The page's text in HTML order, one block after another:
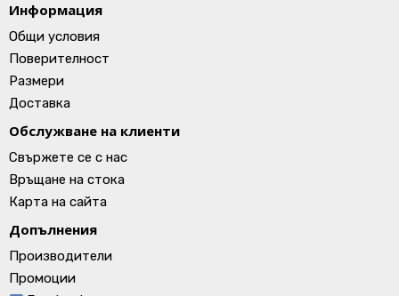
Информация
Общи условия
Поверителност
Размери
Доставка
Обслужване на клиенти
Свържете се с нас
Връщане на стока
Карта на сайта
Допълнения
Производители
Промоции